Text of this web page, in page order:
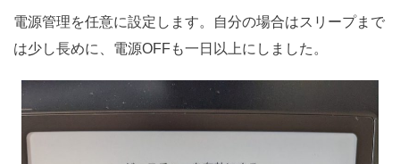
電源管理を任意に設定します。自分の場合はスリープまで
は少し長めに、電源OFFも一日以上にしました。